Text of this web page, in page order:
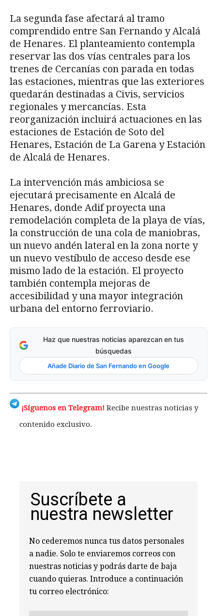
La segunda fase afectará al tramo
comprendido entre San Fernando y Alcalá
de Henares. El planteamiento contempla
reservar las dos vías centrales para los
trenes de Cercanías con parada en todas
las estaciones, mientras que las exteriores
quedarán destinadas a Civis, servicios
regionales y mercancías. Esta
reorganización incluirá actuaciones en las
estaciones de Estación de Soto del
Henares, Estación de La Garena y Estación
de Alcalá de Henares.
La intervención más ambiciosa se
ejecutará precisamente en Alcalá de
Henares, donde Adif proyecta una
remodelación completa de la playa de vías,
la construcción de una cola de maniobras,
un nuevo andén lateral en la zona norte y
un nuevo vestíbulo de acceso desde ese
mismo lado de la estación. El proyecto
también contempla mejoras de
accesibilidad y una mayor integración
urbana del entorno ferroviario.
Haz que nuestras noticias aparezcan en tus
búsquedas
Añade Diario de San Fernando en Google
¡Síguenos en Telegram! Recibe nuestras noticias y
contenido exclusivo.
Suscríbete a
nuestra newsletter
No cederemos nunca tus datos personales
a nadie. Solo te enviaremos correos con
nuestras noticias y podrás darte de baja
cuando quieras. Introduce a continuación
tu correo electrónico: